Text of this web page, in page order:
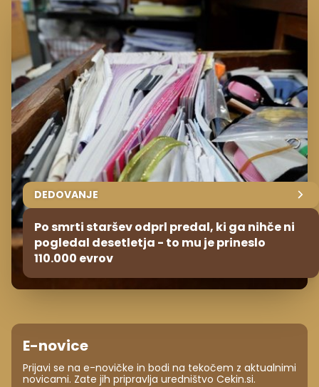
DEDOVANJE
Po smrti staršev odprl predal, ki ga nihče ni
pogledal desetletja - to mu je prineslo
110.000 evrov
E-novice
Prijavi se na e-novičke in bodi na tekočem z aktualnimi
novicami. Zate jih pripravlja uredništvo Cekin.si.